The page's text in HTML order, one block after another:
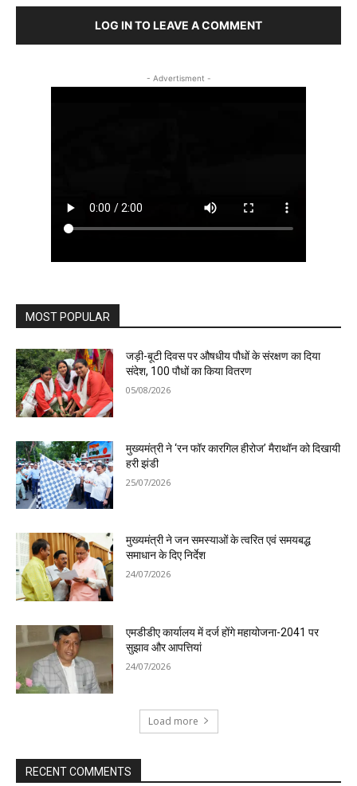
LOG IN TO LEAVE A COMMENT
- Advertisment -
MOST POPULAR
जड़ी-बूटी दिवस पर औषधीय पौधों के संरक्षण का दिया
संदेश, 100 पौधों का किया वितरण
05/08/2026
मुख्यमंत्री ने ‘रन फॉर कारगिल हीरोज’ मैराथॉन को दिखायी
हरी झंडी
25/07/2026
मुख्यमंत्री ने जन समस्याओं के त्वरित एवं समयबद्ध
समाधान के दिए निर्देश
24/07/2026
एमडीडीए कार्यालय में दर्ज होंगे महायोजना-2041 पर
सुझाव और आपत्तियां
24/07/2026
Load more
RECENT COMMENTS